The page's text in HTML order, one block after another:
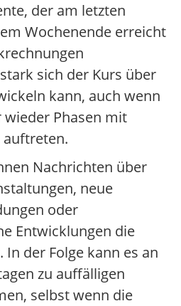
der am letzten
Wochenende erreicht
sich der Kurs über
kann, auch wenn
Phasen mit
Nachrichten über
neue
oder
Entwicklungen die
In der Folge kann es an
zu auffälligen
selbst wenn die